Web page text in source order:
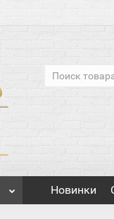
Новинки